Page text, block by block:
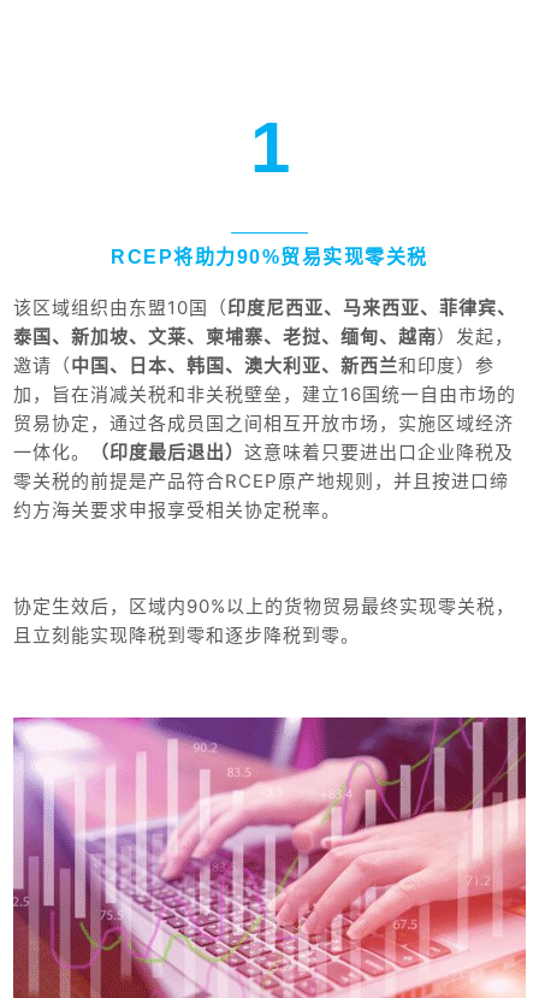
1
RCEP将助力90%贸易实现零关税
该区域组织由东盟10国（印度尼西亚、马来西亚、菲律宾、
泰国、新加坡、文莱、柬埔寨、老挝、缅甸、越南）发起，
邀请（中国、日本、韩国、澳大利亚、新西兰和印度）参
加，旨在消减关税和非关税壁垒 ，建立16国统一自由市场的
贸易协定，通过各成员国之间相互开放市场，实施区域经济
一体化。
（印度最后退出）这意味着只要进出口企业降税及
零关税的前提是产品符合RCEP原产地规则，并且按进口缔
约方海关要求申报享受相关协定税率。
协定生效后，区域内90%以上的货物贸易最终实现零关税，
且立刻能实现降税到零和逐步降税到零。